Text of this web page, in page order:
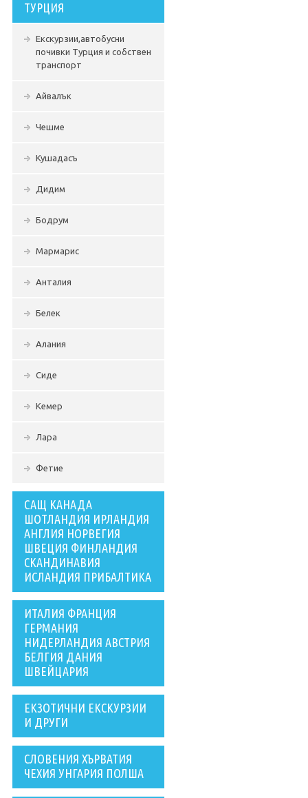
ТУРЦИЯ
Екскурзии,автобусни
почивки Турция и собствен
транспорт
Айвалък
Чешме
Кушадасъ
Дидим
Бодрум
Мармарис
Анталия
Белек
Алания
Сиде
Кемер
Лара
Фетие
САЩ КАНАДА
ШОТЛАНДИЯ ИРЛАНДИЯ
АНГЛИЯ НОРВЕГИЯ
ШВЕЦИЯ ФИНЛАНДИЯ
СКАНДИНАВИЯ
ИСЛАНДИЯ ПРИБАЛТИКА
ИТАЛИЯ ФРАНЦИЯ
ГЕРМАНИЯ
НИДЕРЛАНДИЯ АВСТРИЯ
БЕЛГИЯ ДАНИЯ
ШВЕЙЦАРИЯ
ЕКЗОТИЧНИ ЕКСКУРЗИИ
И ДРУГИ
СЛОВЕНИЯ ХЪРВАТИЯ
ЧЕХИЯ УНГАРИЯ ПОЛША